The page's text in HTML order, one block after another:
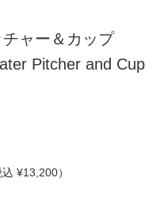
ャー＆カップ
Pitcher and Cup
込 ¥13,200）